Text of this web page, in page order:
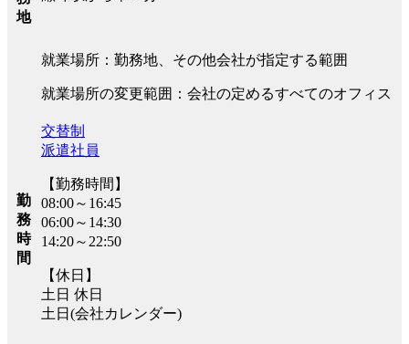
地
就業場所：勤務地、その他会社が指定する範囲
就業場所の変更範囲：会社の定めるすべてのオフィス
勤
務
時
間
交替制
派遣社員
【勤務時間】
08:00～16:45
06:00～14:30
14:20～22:50
【休日】
土日 休日
土日(会社カレンダー)